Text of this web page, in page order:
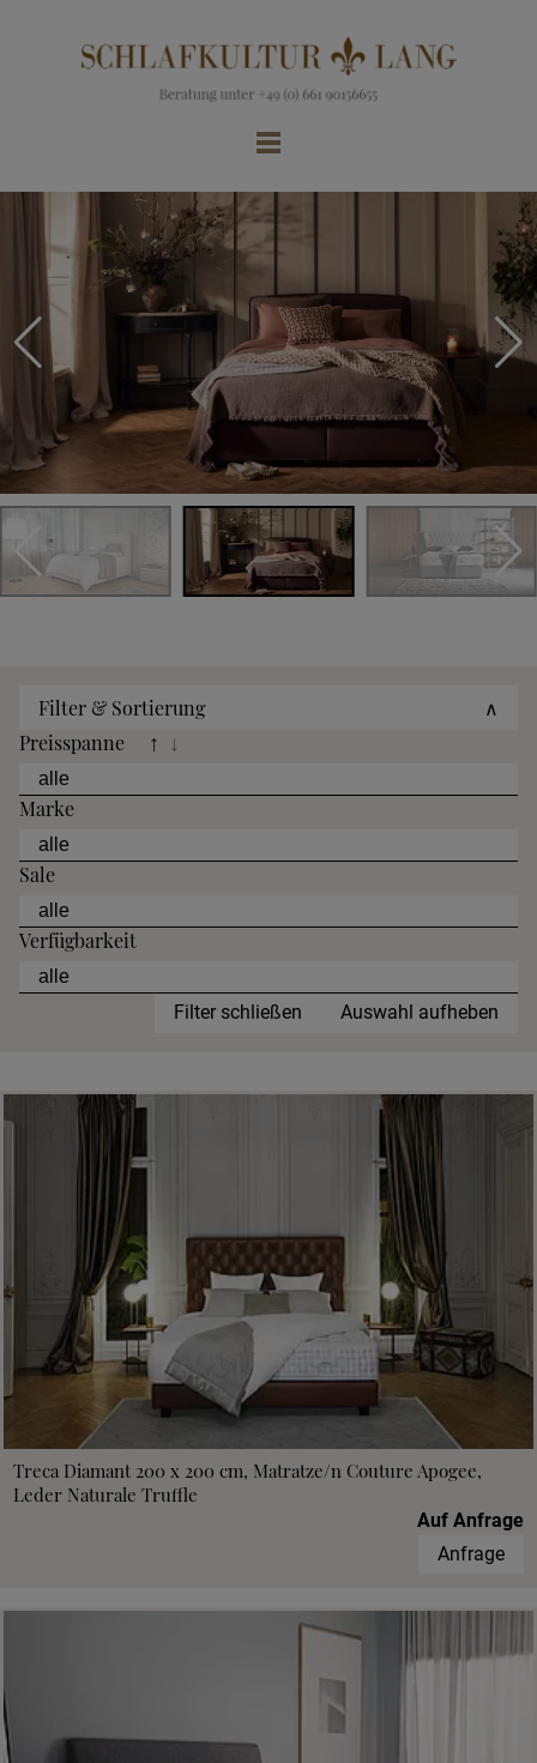
Filter & Sortierung
∧
Preisspanne
↑ ↓
Marke
Sale
Verfügbarkeit
Filter schließen Auswahl aufheben
Treca Diamant 200 x 200 cm, Matratze/n Couture Apogee,
Leder Naturale Truffle
Auf Anfrage
Anfrage